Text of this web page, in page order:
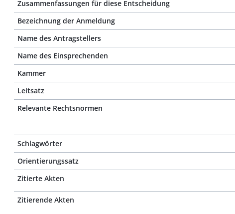
Zusammenfassungen für diese Entscheidung
Bezeichnung der Anmeldung
Name des Antragstellers
Name des Einsprechenden
Kammer
Leitsatz
Relevante Rechtsnormen
Schlagwörter
Orientierungssatz
Zitierte Akten
Zitierende Akten